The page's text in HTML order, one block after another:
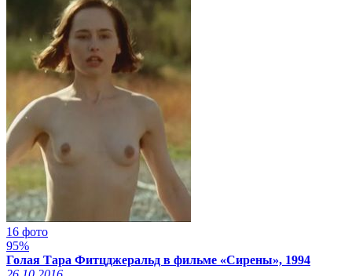
16 фото
95%
Голая Тара Фитцджеральд в фильме «Сирены», 1994